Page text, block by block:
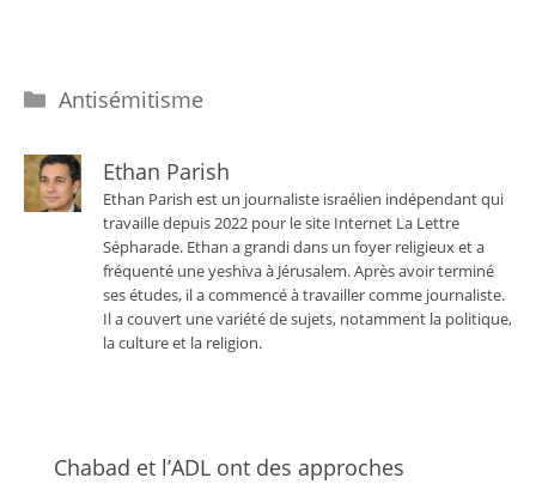
Catégories
Antisémitisme
Ethan Parish
Ethan Parish est un journaliste israélien indépendant qui
travaille depuis 2022 pour le site Internet La Lettre
Sépharade. Ethan a grandi dans un foyer religieux et a
fréquenté une yeshiva à Jérusalem. Après avoir terminé
ses études, il a commencé à travailler comme journaliste.
Il a couvert une variété de sujets, notamment la politique,
la culture et la religion.
Chabad et l’ADL ont des approches